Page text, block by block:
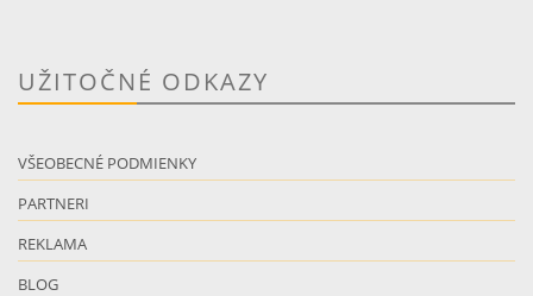
UŽITOČNÉ ODKAZY
VŠEOBECNÉ PODMIENKY
PARTNERI
REKLAMA
BLOG